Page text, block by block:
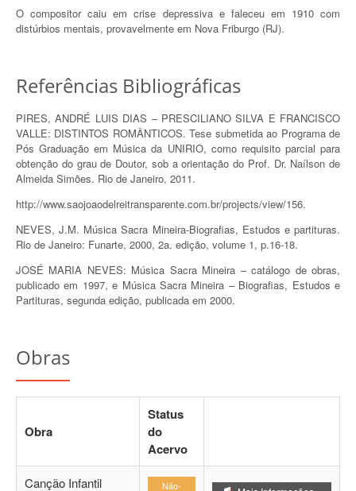
O compositor caiu em crise depressiva e faleceu em 1910 com
distúrbios mentais, provavelmente em Nova Friburgo (RJ).
Referências Bibliográficas
PIRES, ANDRÉ LUIS DIAS – PRESCILIANO SILVA E FRANCISCO
VALLE: DISTINTOS ROMÂNTICOS. Tese submetida ao Programa de
Pós Graduação em Música da UNIRIO, como requisito parcial para
obtenção do grau de Doutor, sob a orientação do Prof. Dr. Naílson de
Almeida Simões. Rio de Janeiro, 2011.
http://www.saojoaodelreitransparente.com.br/projects/view/156.
NEVES, J.M. Música Sacra Mineira-Biografias, Estudos e partituras.
Rio de Janeiro: Funarte, 2000, 2a. edição, volume 1, p.16-18.
JOSÉ MARIA NEVES: Música Sacra Mineira – catálogo de obras,
publicado em 1997, e Música Sacra Mineira – Biografias, Estudos e
Partituras, segunda edição, publicada em 2000.
Obras
Obra
Status
do
Acervo
Canção Infantil Não-